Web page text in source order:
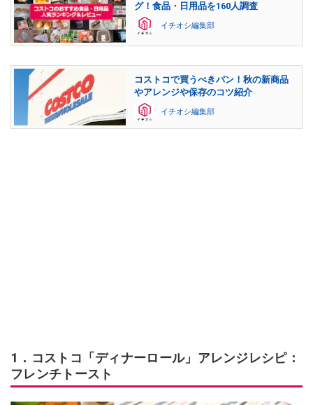
グ！食品・日用品を160人調査
イチオシ編集部
コストコで買うべきパン！秋の新商品
やアレンジや保存のコツ紹介
イチオシ編集部
1．コストコ「ディナーロール」アレンジレシピ：
フレンチトースト